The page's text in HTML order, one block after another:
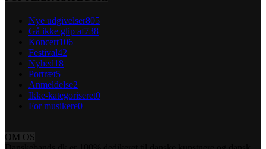
Nye udgivelser805
Gå ikke glip af738
Koncert106
Festival42
Nyhed18
Portræt5
Anmeldelse2
Ikke-kategoriseret0
For musikere0
OM OS